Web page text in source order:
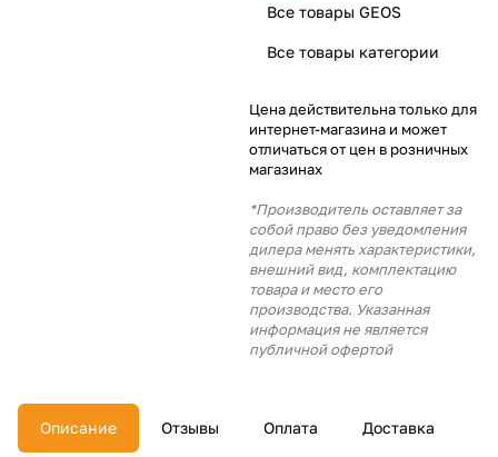
Все товары GEOS
Все товары категории
Цена действительна только для
интернет-магазина и может
отличаться от цен в розничных
магазинах
*Производитель оставляет за
собой право без уведомления
дилера менять характеристики,
внешний вид, комплектацию
товара и место его
производства. Указанная
информация не является
публичной офертой
Описание Отзывы Оплата Доставка
% будут
с вашей карты